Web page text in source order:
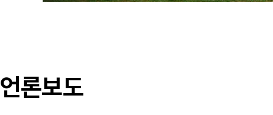
언론보도